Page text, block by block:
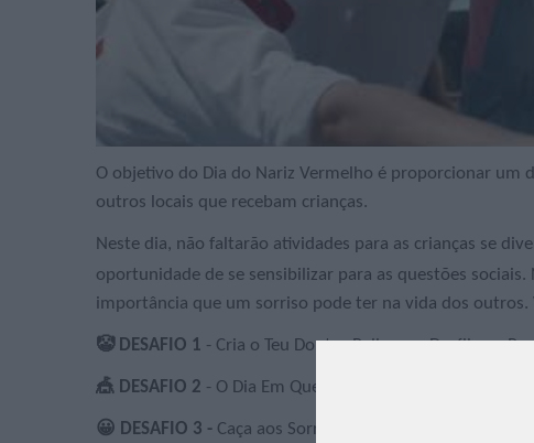
O objetivo do Dia do Nariz Vermelho é proporcionar um
outros locais que recebam crianças.
Neste dia, não faltarão atividades para as crianças se
oportunidade de se sensibilizar para as questões sociais.
importância que um sorriso pode ter na vida dos outros.
🤡 DESAFIO 1 - Cria o Teu Doutor Palhaço e Desfila na
🎪 DESAFIO 2 - O Dia Em Que a Tua Escola Vira um
😀 DESAFIO 3 - Caça aos Sorrisos